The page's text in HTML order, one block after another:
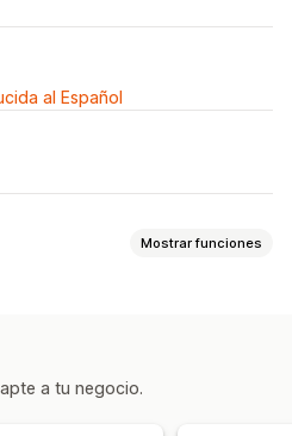
al Español
Mostrar funciones
a tu negocio.